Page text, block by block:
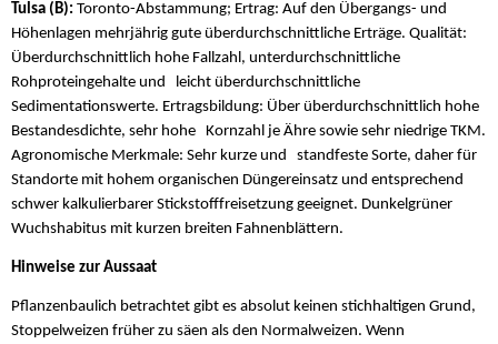
Tulsa (B): Toronto-Abstammung; Ertrag: Auf den Übergangs- und
Höhenlagen mehrjährig gute überdurchschnittliche Erträge. Qualität:
Überdurchschnittlich hohe Fallzahl, unterdurchschnittliche
Rohproteingehalte und leicht überdurchschnittliche
Sedimentationswerte. Ertragsbildung: Über überdurchschnittlich hohe
Bestandesdichte, sehr hohe Kornzahl je Ähre sowie sehr niedrige TKM.
Agronomische Merkmale: Sehr kurze und standfeste Sorte, daher für
Standorte mit hohem organischen Düngereinsatz und entsprechend
schwer kalkulierbarer Stickstofffreisetzung geeignet. Dunkelgrüner
Wuchshabitus mit kurzen breiten Fahnenblättern.
Hinweise zur Aussaat
Pflanzenbaulich betrachtet gibt es absolut keinen stichhaltigen Grund,
Stoppelweizen früher zu säen als den Normalweizen. Wenn